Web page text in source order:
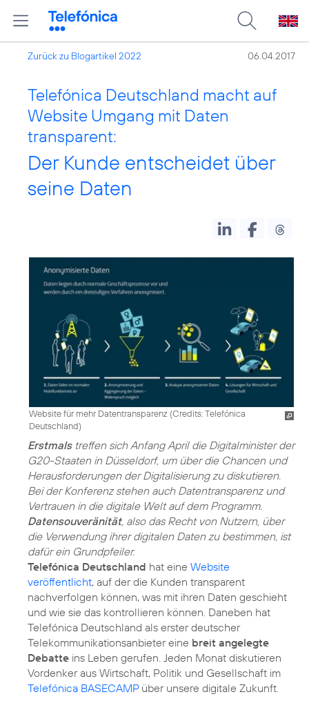
Zurück zu Blogartikel 2022 06.04.2017
Telefónica Deutschland macht auf
Website Umgang mit Daten
transparent:
Der Kunde entscheidet über
seine Daten
Website für mehr Datentransparenz (Credits: Telefónica
Deutschland)
Erstmalstreffen sich Anfang April die Digitalminister der
G20-Staaten in Düsseldorf, um über die Chancen und
Herausforderungen der Digitalisierung zu diskutieren.
Bei der Konferenz stehen auch Datentransparenz und
Vertrauen in die digitale Welt auf dem Programm.
Datensouveränität, also das Recht von Nutzern, über
die Verwendung ihrer digitalen Daten zu bestimmen, ist
dafür ein Grundpfeiler.
Telefónica Deutschland hat eine Website
veröffentlicht, auf der die Kunden transparent
nachverfolgen können, was mit ihren Daten geschieht
und wie sie das kontrollieren können. Daneben hat
Telefónica Deutschland als erster deutscher
Telekommunikationsanbieter eine breit angelegte
Debatte ins Leben gerufen. Jeden Monat diskutieren
Vordenker aus Wirtschaft, Politik und Gesellschaft im
Telefónica BASECAMPüber unsere digitale Zukunft.